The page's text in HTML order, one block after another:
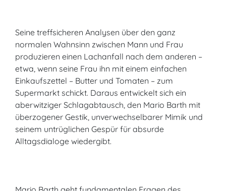
Seine treffsicheren Analysen über den ganz
normalen Wahnsinn zwischen Mann und Frau
produzieren einen Lachanfall nach dem anderen –
etwa, wenn seine Frau ihn mit einem einfachen
Einkaufszettel – Butter und Tomaten – zum
Supermarkt schickt. Daraus entwickelt sich ein
aberwitziger Schlagabtausch, den Mario Barth mit
überzogener Gestik, unverwechselbarer Mimik und
seinem untrüglichen Gespür für absurde
Alltagsdialoge wiedergibt.